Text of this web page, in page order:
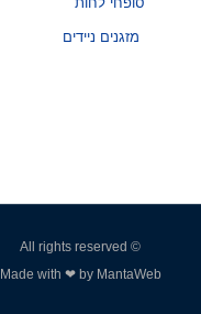
מזגנים ניידים
© All rights reserved
Made with ❤ by MantaWeb